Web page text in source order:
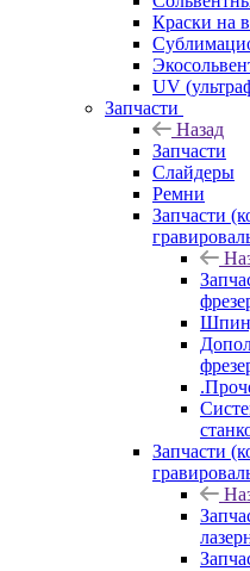
Краски на
UV
Запчасти
Назад
Запчасти
Слайдеры
Ремни
Запчасти
Запчасти